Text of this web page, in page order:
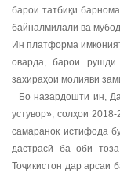
барои татбиқи
байналмилалӣ ва
Ин платформа
оварда, барои рушди
захираҳои молиявӣ
Бо назардошти ин,
устувор», солҳои
самаранок истифода
дастрасӣ ба оби
Тоҷикистон дар арсаи